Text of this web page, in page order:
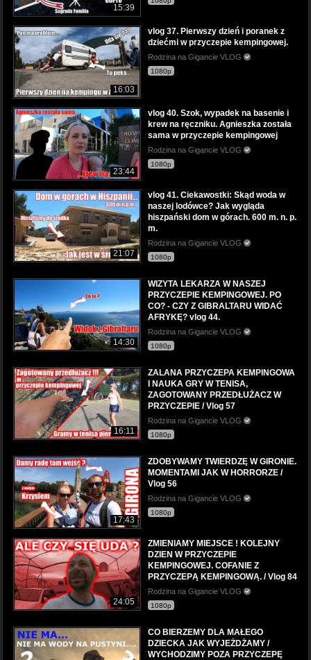
15:39
16:03
vlog 37. Pierwszy dzień i poranek z
dziećmi w przyczepie kempingowej.
Rodzina na Gigancie VLOG
1080p
23:44
vlog 40. Szok, wypadek na basenie i
krew na ręczniku. Agnieszka została
sama w przyczepie kempingowej
Rodzina na Gigancie VLOG
1080p
21:07
vlog 41. Ciekawostki: Skąd woda w
naszej lodówce? Jak wygląda
hiszpański dom w górach. 600 m. n. p.
m.
Rodzina na Gigancie VLOG
1080p
14:30
WIZYTA LEKARZA W NASZEJ
PRZYCZEPIE KEMPINGOWEJ. PO
CO? - CZY Z GIBRALTARU WIDAĆ
AFRYKĘ? vlog 44.
Rodzina na Gigancie VLOG
1080p
16:11
ZALANA PRZYCZEPA KEMPINGOWA
I NAUKA GRY W TENISA,
ZAGOTOWANY PRZEDŁUŻACZ W
PRZYCZEPIE / Vlog 57
Rodzina na Gigancie VLOG
1080p
17:43
ZDOBYWAMY TWIERDZĘ W GIRONIE.
MOMENTAMI JAK W HORRORZE /
Vlog 56
Rodzina na Gigancie VLOG
1080p
24:05
ZMIENIAMY MIEJSCE ! KOLEJNY
DZIEN W PRZYCZEPIE
KEMPINGOWEJ. COFANIE Z
PRZYCZEPĄ KEMPINGOWĄ. / Vlog 84
Rodzina na Gigancie VLOG
1080p
CO BIERZEMY DLA MAŁEGO
DZIECKA JAK WYJEŻDŻAMY /
WYCHODZIMY POZA PRZYCZEPĘ